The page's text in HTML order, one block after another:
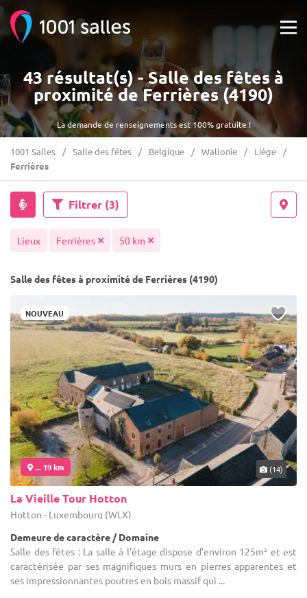
La demande de renseignements est 100% gratuite !
43 résultat(s) - Salle des fêtes à
proximité de Ferrières (4190)
1001 Salles Salle des fêtes Belgique Wallonie
Liège
Ferrières
Filtrer (3)
Lieux Ferrières 50 km
Salle des fêtes à proximité de Ferrières (4190)
NOUVEAU
... 19 km (14)
La Vieille Tour Hotton
Hotton - Luxembourg (WLX)
Demeure de caractère / Domaine
Salle des fêtes : La salle à l'étage dispose d’environ 125m² et est
caractérisée par ses magnifiques murs en pierres apparentes et
ses impressionnantes poutres en bois massif qui ...